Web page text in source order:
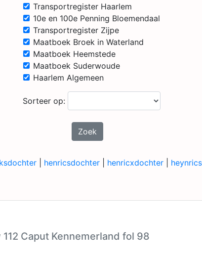
Transportregister Haarlem
10e en 100e Penning Bloemendaal
Transportregister Zijpe
Maatboek Broek in Waterland
Maatboek Heemstede
Maatboek Suderwoude
Haarlem Algemeen
Sorteer op:
Zoek
henricsdochter henricxdochter
112 Caput Kennemerland fol 98